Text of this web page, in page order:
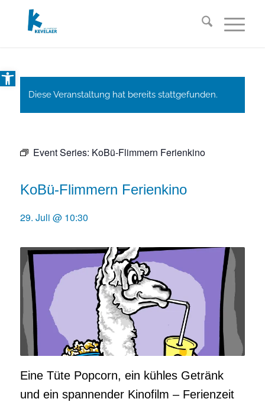
Open toolbar
Diese Veranstaltung hat bereits stattgefunden.
Event Series: KoBü-Flimmern Ferienkino
KoBü-Flimmern Ferienkino
29. Juli @ 10:30
Eine Tüte Popcorn, ein kühles Getränk
und ein spannender Kinofilm – Ferienzeit